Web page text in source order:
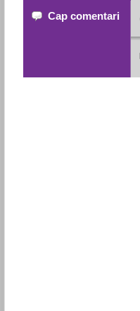
Cap comentari